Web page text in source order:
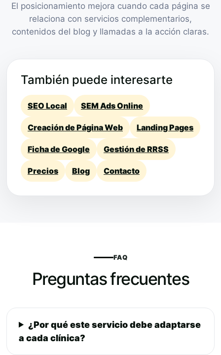
El posicionamiento mejora cuando cada página se
relaciona con servicios complementarios,
contenidos del blog y llamadas a la acción claras.
También puede interesarte
SEO Local SEM Ads Online
Creación de Página Web Landing Pages
Ficha de Google Gestión de RRSS
Precios Blog Contacto
FAQ
Preguntas frecuentes
¿Por qué este servicio debe adaptarse
a cada clínica?